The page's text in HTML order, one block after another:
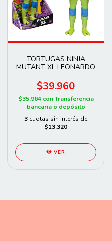
TORTUGAS NINJA
MUTANT XL LEONARDO
$39.960
$35.964 con Transferencia
bancaria o depósito
3 cuotas sin interés de
$13.320
VER